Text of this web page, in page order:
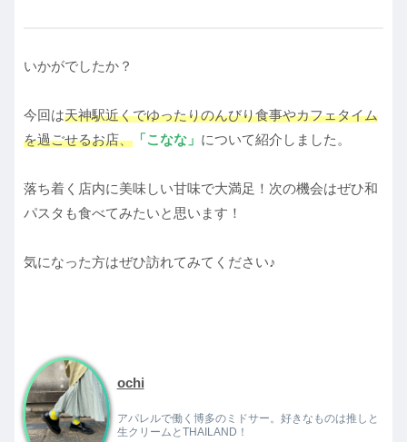
いかがでしたか？
今回は天神駅近くでゆったりのんびり食事やカフェタイム
を過ごせるお店、 「こなな」 について紹介しました。
落ち着く店内に美味しい甘味で大満足！次の機会はぜひ和
パスタも食べてみたいと思います！
気になった方はぜひ訪れてみてください♪
ochi
アパレルで働く博多のミドサー。好きなものは推しと
生クリームとTHAILAND！